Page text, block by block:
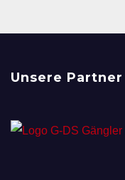
Unsere Partner